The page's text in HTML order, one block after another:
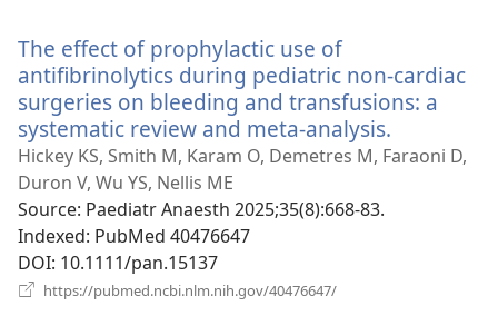
The effect of prophylactic use of
antifibrinolytics during pediatric non-cardiac
surgeries on bleeding and transfusions: a
systematic review and meta-analysis.
у
Hickey KS, Smith M, Karam O, Demetres M, Faraoni D,
Duron V, Wu YS, Nellis ME
Source‎: Paediatr Anaesth 2025;35(8):668-83.
Indexed‎: PubMed 40476647
DOI‎: 10.1111/pan.15137
https://pubmed.ncbi.nlm.nih.gov/40476647/